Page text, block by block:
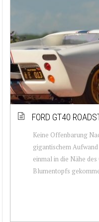
FORD GT40
Keine Offenbarung
gigantischem
einmal in die Nähe
Blumentopfs